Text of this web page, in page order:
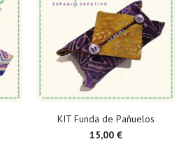
KIT Funda de Pañuelos
15,00 €